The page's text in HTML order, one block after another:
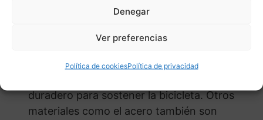
Denegar
Ver preferencias
Política de cookiesPolítica de privacidad
montaña, de ruta, eléctrica, etc.).
Material y Durabilidad:
Los soportes para
atractivo, pero debes asegurarte de que el
duradero para sostener la bicicleta. Otros
materiales como el acero también son